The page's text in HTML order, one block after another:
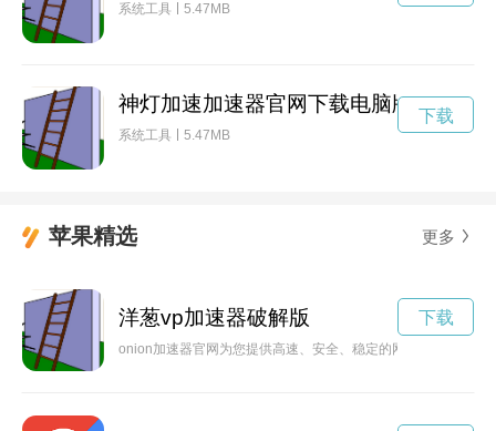
系统工具 5.47MB
神灯加速加速器官网下载电脑版官网
系统工具 5.47MB
下载
苹果精选 更多
洋葱vp加速器破解版
onion加速器官网为您提供高速、安全、稳定的网络服务，保障
下载